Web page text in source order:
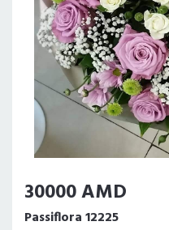
30000 AMD
Passiflora 12225